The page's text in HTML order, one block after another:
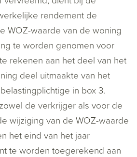
rendement de
WOZ-waarde van de woning
te worden genomen voor
rekenen aan het deel van het
deel uitmaakte van het
in box 3.
de verkrijger als voor de
wijziging van de WOZ-waarde
het eind van het jaar
te worden toegerekend aan